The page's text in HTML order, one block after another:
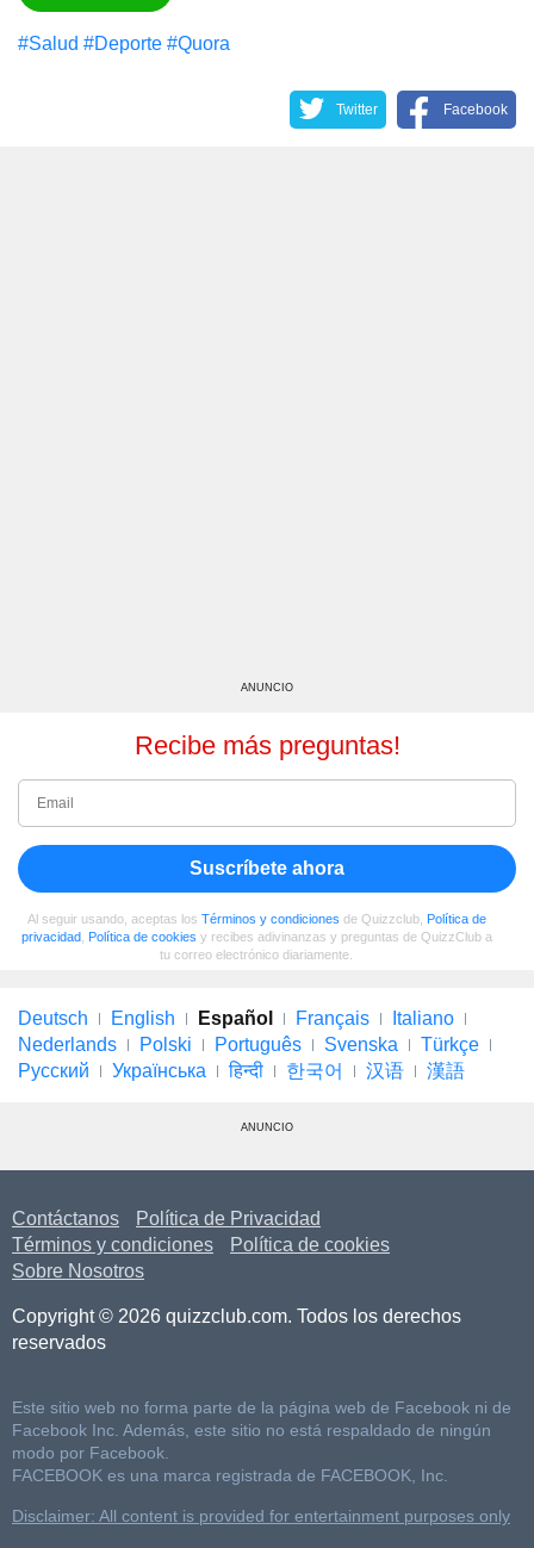
#Salud #Deporte #Quora
Twitter Facebook
ANUNCIO
Recibe más preguntas!
Suscríbete ahora
Al seguir usando, aceptas los Términos y condiciones de Quizzclub, Política de
privacidad, Política de cookies y recibes adivinanzas y preguntas de QuizzClub a
tu correo electrónico diariamente.
Deutsch English Español Français
Italiano
Nederlands
Polski Português Svenska
Türkçe
Русский
Українська हिन्दी 한국어 汉语 漢語
ANUNCIO
Contáctanos
Política de Privacidad
Términos y condiciones
Política de cookies
Sobre Nosotros
Copyright © 2026 quizzclub.com. Todos los derechos
reservados
Este sitio web no forma parte de la página web de Facebook ni de
Facebook Inc. Además, este sitio no está respaldado de ningún
modo por Facebook.
FACEBOOK es una marca registrada de FACEBOOK, Inc.
Disclaimer: All content is provided for entertainment purposes only